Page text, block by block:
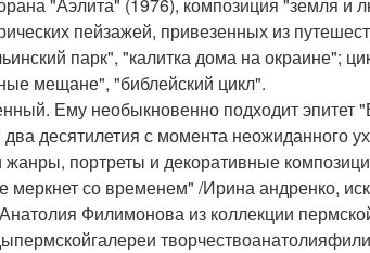
пейзажей, привезенных из
парк", "калитка дома на окраине";
мещане", "библейский цикл".
Ему необыкновенно подходит
десятилетия с момента неожиданного
портреты и декоративные
меркнет со временем" /Ирина андренко,
Филимонова из коллекции